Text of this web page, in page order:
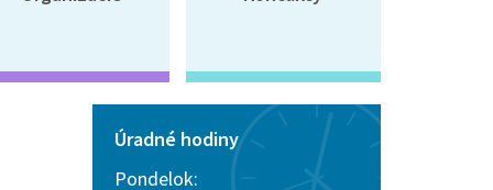
Úradné hodiny
Pondelok: